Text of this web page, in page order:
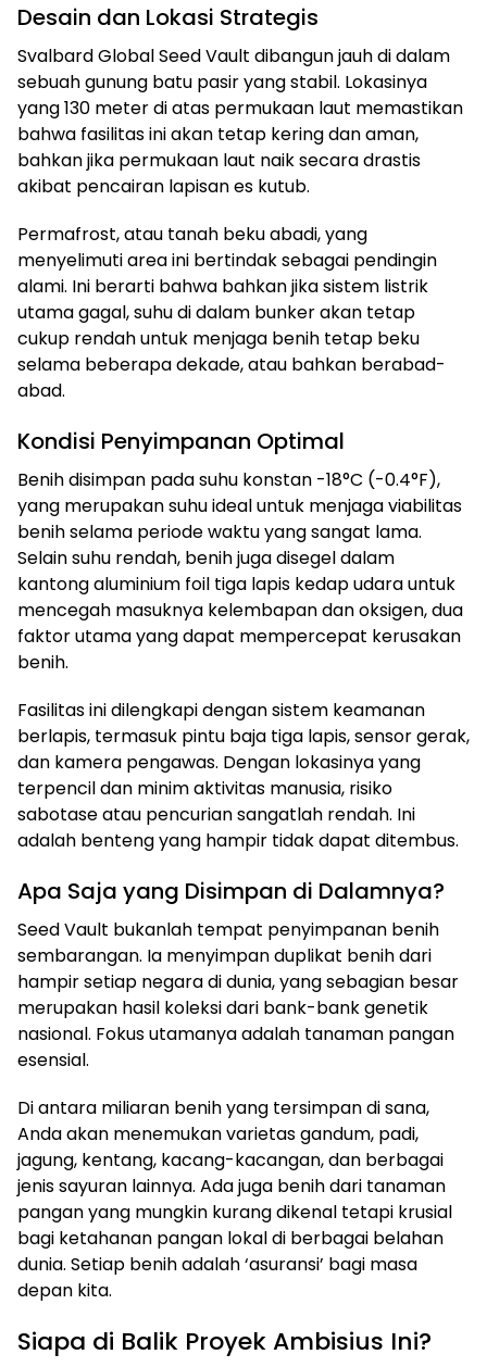
Desain dan Lokasi Strategis
Svalbard Global Seed Vault dibangun jauh di dalam
sebuah gunung batu pasir yang stabil. Lokasinya
yang 130 meter di atas permukaan laut memastikan
bahwa fasilitas ini akan tetap kering dan aman,
bahkan jika permukaan laut naik secara drastis
akibat pencairan lapisan es kutub.
Permafrost, atau tanah beku abadi, yang
menyelimuti area ini bertindak sebagai pendingin
alami. Ini berarti bahwa bahkan jika sistem listrik
utama gagal, suhu di dalam bunker akan tetap
cukup rendah untuk menjaga benih tetap beku
selama beberapa dekade, atau bahkan berabad-
abad.
Kondisi Penyimpanan Optimal
Benih disimpan pada suhu konstan -18°C (-0.4°F),
yang merupakan suhu ideal untuk menjaga viabilitas
benih selama periode waktu yang sangat lama.
Selain suhu rendah, benih juga disegel dalam
kantong aluminium foil tiga lapis kedap udara untuk
mencegah masuknya kelembapan dan oksigen, dua
faktor utama yang dapat mempercepat kerusakan
benih.
Fasilitas ini dilengkapi dengan sistem keamanan
berlapis, termasuk pintu baja tiga lapis, sensor gerak,
dan kamera pengawas. Dengan lokasinya yang
terpencil dan minim aktivitas manusia, risiko
sabotase atau pencurian sangatlah rendah. Ini
adalah benteng yang hampir tidak dapat ditembus.
Apa Saja yang Disimpan di Dalamnya?
Seed Vault bukanlah tempat penyimpanan benih
sembarangan. Ia menyimpan duplikat benih dari
hampir setiap negara di dunia, yang sebagian besar
merupakan hasil koleksi dari bank-bank genetik
nasional. Fokus utamanya adalah tanaman pangan
esensial.
Di antara miliaran benih yang tersimpan di sana,
Anda akan menemukan varietas gandum, padi,
jagung, kentang, kacang-kacangan, dan berbagai
jenis sayuran lainnya. Ada juga benih dari tanaman
pangan yang mungkin kurang dikenal tetapi krusial
bagi ketahanan pangan lokal di berbagai belahan
dunia. Setiap benih adalah ‘asuransi’ bagi masa
depan kita.
Siapa di Balik Proyek Ambisius Ini?